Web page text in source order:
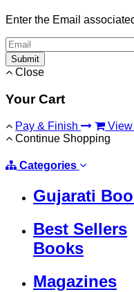
Enter the Email
Submit
Close
Your Cart
Pay & Finish
View
Continue Shopping
Categories
Gujarati
Best Sellers
Books
Magazines